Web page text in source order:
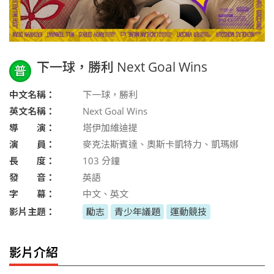
普 下一球，勝利 Next Goal Wins
中文名稱：
下一球，勝利
英文名稱：
Next Goal Wins
導 演：
塔伊加維迪提
演 員：
麥克法斯賓達、奧斯卡凱特力、凱瑪娜
長 度：
103 分鐘
發 音：
英語
字 幕：
中文、英文
影片主題：
勵志 青少年議題 運動競技
影片介紹